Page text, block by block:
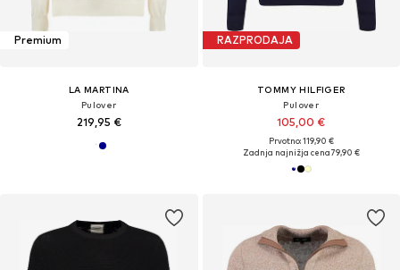
Premium
LA MARTINA
Pulover
219,95 €
RAZPRODAJA
TOMMY HILFIGER
Pulover
105,00 €
Prvotno: 119,90 €
Zadnja najnižja cena79,90 €